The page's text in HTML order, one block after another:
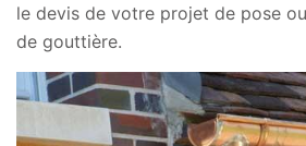
le devis de votre projet de pose
de gouttière.